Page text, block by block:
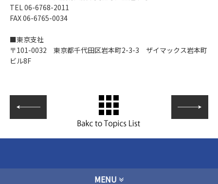
TEL 06-6768-2011
FAX 06-6765-0034
■東京支社
〒101-0032 東京都千代田区岩本町2-3-3 ザイマックス岩本町
ビル8F
MENU